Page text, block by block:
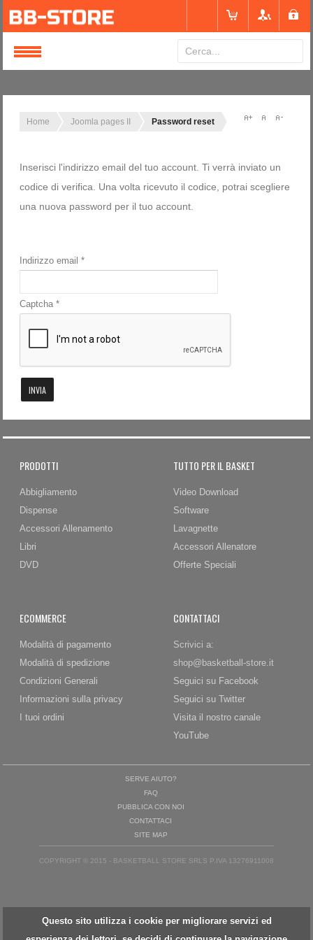
Home Joomla pages II Password reset
Inserisci l'indirizzo email del tuo account. Ti verrà inviato un
codice di verifica. Una volta ricevuto il codice, potrai scegliere
una nuova password per il tuo account.
Indirizzo email *
Captcha *
INVIA
PRODOTTI
Abbigliamento
Dispense
Accessori Allenamento
Libri
DVD
TUTTO PER IL BASKET
Video Download
Software
Lavagnette
Accessori Allenatore
Offerte Speciali
ECOMMERCE
Modalità di pagamento
Modalità di spedizione
Condizioni Generali
Informazioni sulla privacy
I tuoi ordini
CONTATTACI
Scrivici a:
shop@basketball-store.it
Seguici su Facebook
Seguici su Twitter
Visita il nostro canale
YouTube
SERVE AIUTO?
FAQ
PUBBLICA CON NOI
CONTATTACI
SITE MAP
COPYRIGHT © 2015 - BASKETBALL STORE SRLS P.IVA 13276911008
Login
Password
Ricordami
Nome utente dimenticato?
Questo sito utilizza i cookie per migliorare servizi ed